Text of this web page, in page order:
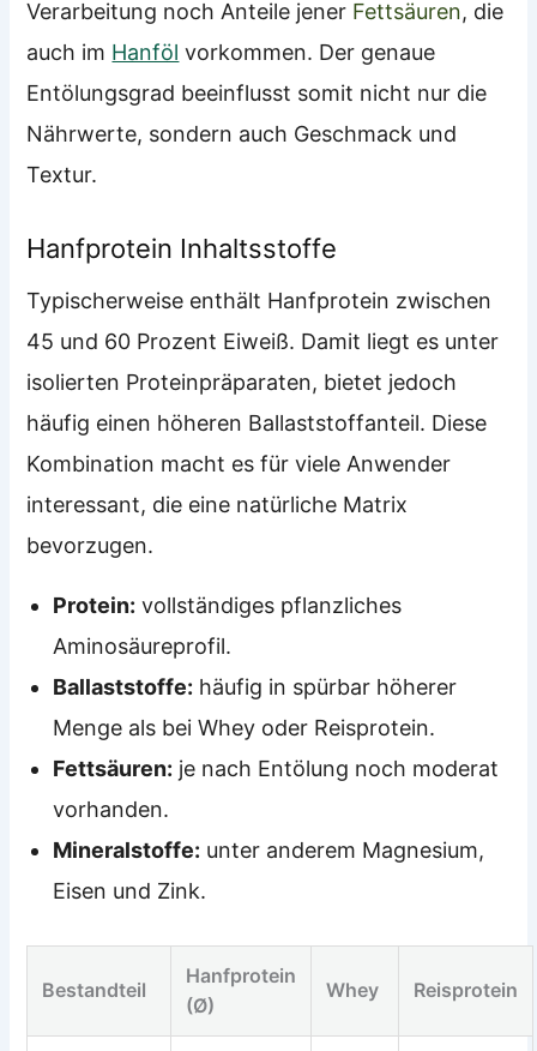
Verarbeitung noch Anteile jener Fettsäuren, die
auch im Hanföl vorkommen. Der genaue
Entölungsgrad beeinflusst somit nicht nur die
Nährwerte, sondern auch Geschmack und
Textur.
Hanfprotein Inhaltsstoffe
Typischerweise enthält Hanfprotein zwischen
45 und 60 Prozent Eiweiß. Damit liegt es unter
isolierten Proteinpräparaten, bietet jedoch
häufig einen höheren Ballaststoffanteil. Diese
Kombination macht es für viele Anwender
interessant, die eine natürliche Matrix
bevorzugen.
Protein: vollständiges pflanzliches
Aminosäureprofil.
Ballaststoffe: häufig in spürbar höherer
Menge als bei Whey oder Reisprotein.
Fettsäuren: je nach Entölung noch moderat
vorhanden.
Mineralstoffe: unter anderem Magnesium,
Eisen und Zink.
Bestandteil
Hanfprotein
(Ø)
Whey Reisprotein